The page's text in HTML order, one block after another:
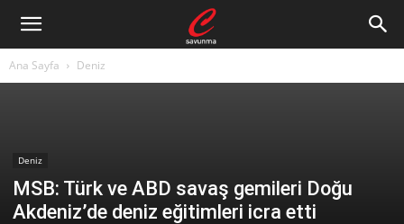
Ana Sayfa Deniz
Deniz
MSB: Türk ve ABD savaş gemileri Doğu
Akdeniz’de deniz eğitimleri icra etti